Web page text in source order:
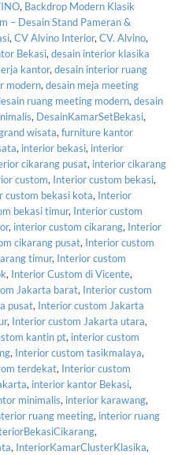
, Backdrop Modern Klasik
– Desain Stand Pameran &
,CV Alvino Interior,CV. Alvino,
Bekasi,desain interior klasika
kantor,desain interior ruang
modern,desain meja meeting
ruang meeting modern,desain
, DesainKamarSetBekasi,
wisata,furniture kantor
, interior bekasi, interior
cikarang pusat, interior cikarang
custom, Interior custom bekasi,
custom bekasi kota, Interior
bekasi timur, Interior custom
, interior custom cikarang, Interior
cikarang pusat, Interior custom
timur, Interior custom
, Interior Custom di Vicente,
Jakarta barat, Interior custom
pusat, Interior custom Jakarta
, Interior custom Jakarta utara,
kantin pt, interior custom
, Interior custom tasikmalaya,
terdekat, Interior custom
, interior kantor Bekasi,
minimalis, interior karawang,
ruang meeting, interior ruang
,
, InteriorKamarClusterKlasika,